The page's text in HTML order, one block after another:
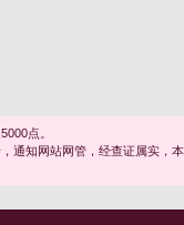
点。
通知网站网管，经查证属实，